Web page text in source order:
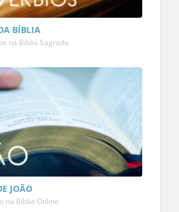
BÍBLIA
na Bíblia Sagrada
JOÃO
na Bíblia Online